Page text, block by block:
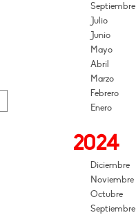
Septiembre
Julio
Junio
Mayo
Abril
Marzo
Febrero
Enero
2024
Diciembre
Noviembre
Octubre
Septiembre